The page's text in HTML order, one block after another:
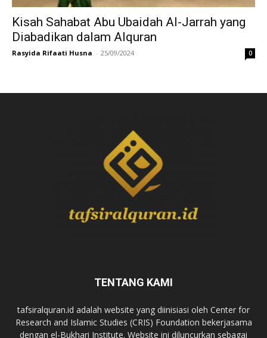
Kisah Sahabat Abu Ubaidah Al-Jarrah yang
Diabadikan dalam Alquran
Rasyida Rifaati Husna - 25/09/2024 0
TENTANG KAMI
tafsiralquran.id adalah website yang diinisiasi oleh Center for
Research and Islamic Studies (CRIS) Foundation bekerjasama
dengan el-Bukhari Institute. Website ini diluncurkan sebagai